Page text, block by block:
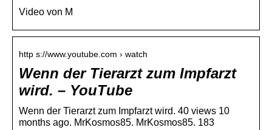
Video von M
http s://www.youtube.com › watch
Wenn der Tierarzt zum Impfarzt
wird. – YouTube
Wenn der Tierarzt zum Impfarzt wird. 40 views 10
months ago. MrKosmos85. MrKosmos85. 183